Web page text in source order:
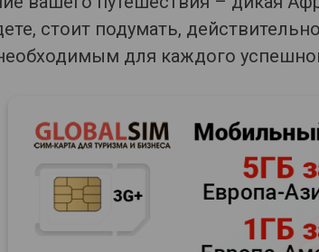
стоит подумать,
для каждого